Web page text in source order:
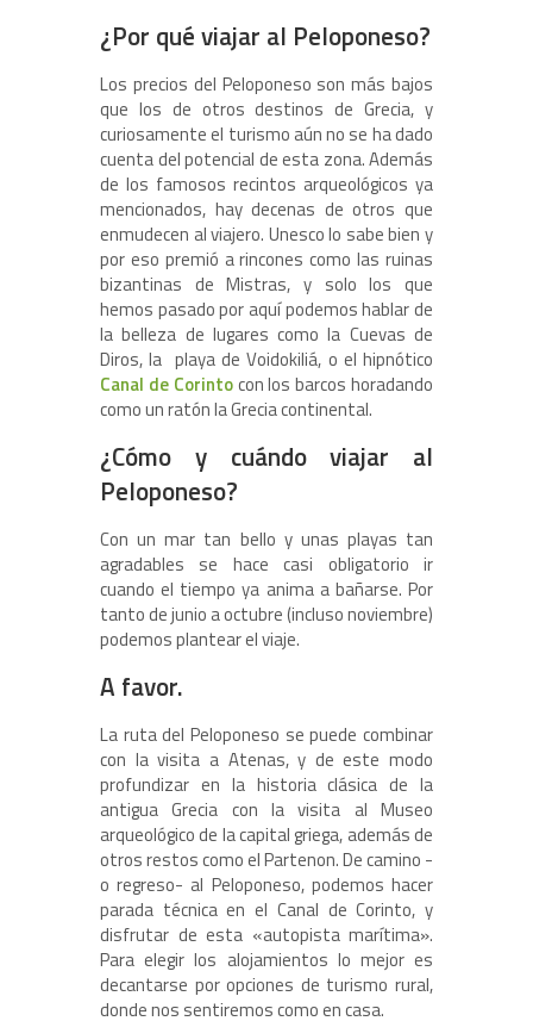
¿Por qué viajar al Peloponeso?
Los precios del Peloponeso son más bajos
que los de otros destinos de Grecia, y
curiosamente el turismo aún no se ha dado
cuenta del potencial de esta zona. Además
de los famosos recintos arqueológicos ya
mencionados, hay decenas de otros que
enmudecen al viajero. Unesco lo sabe bien y
por eso premió a rincones como las ruinas
bizantinas de Mistras, y solo los que
hemos pasado por aquí podemos hablar de
la belleza de lugares como la Cuevas de
Diros, la playa de Voidokiliá, o el hipnótico
Canal de Corintocon los barcos horadando
como un ratón la Grecia continental.
¿Cómo y cuándo viajar al
Peloponeso?
Con un mar tan bello y unas playas tan
agradables se hace casi obligatorio ir
cuando el tiempo ya anima a bañarse. Por
tanto de junio a octubre (incluso noviembre)
podemos plantear el viaje.
A favor.
La ruta del Peloponeso se puede combinar
con la visita a Atenas, y de este modo
profundizar en la historia clásica de la
antigua Grecia con la visita al Museo
arqueológico de la capital griega, además de
otros restos como el Partenon. De camino -
o regreso- al Peloponeso, podemos hacer
parada técnica en el Canal de Corinto, y
disfrutar de esta «autopista marítima».
Para elegir los alojamientos lo mejor es
decantarse por opciones de turismo rural,
donde nos sentiremos como en casa.